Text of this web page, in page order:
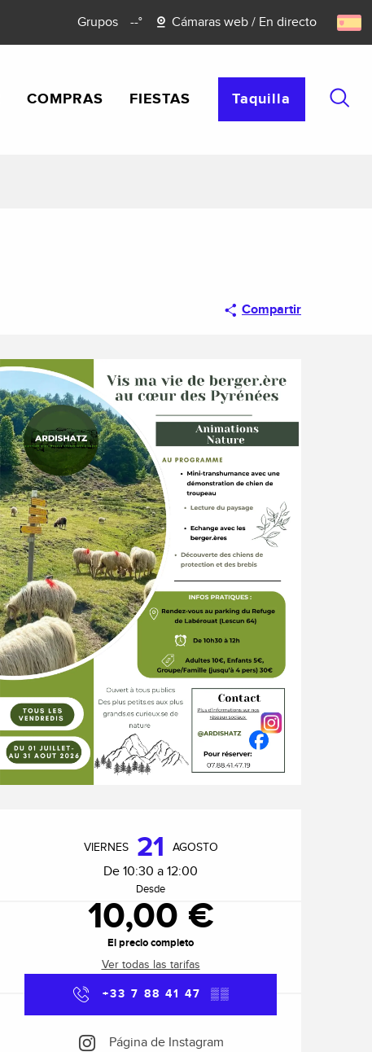
Grupos --° Cámaras web / En directo
COMPRAS FIESTAS Taquilla
Compartir
VIERNES 21 AGOSTO
De 10:30 a 12:00
Desde
10,00 €
El precio completo
Ver todas las tarifas
+33 7 88 41 47 ▒▒
Página de Instagram